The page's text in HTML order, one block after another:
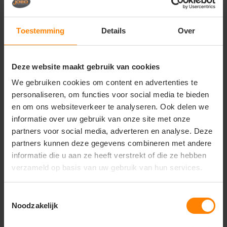
Toestemming Details Over
Deze website maakt gebruik van cookies
We gebruiken cookies om content en advertenties te
personaliseren, om functies voor social media te bieden
en om ons websiteverkeer te analyseren. Ook delen we
informatie over uw gebruik van onze site met onze
partners voor social media, adverteren en analyse. Deze
partners kunnen deze gegevens combineren met andere
informatie die u aan ze heeft verstrekt of die ze hebben
verzameld op basis van uw gebruik van hun services.
Noodzakelijk
Belangrijkste kenmerken:
zachte materiaalmix voor een luxe gevoel en
optimaal draagcomfort
fijn afgewerkte ronde hals en een stijlvol verlengd
Pasvorm:Eigentijdse, licht getailleerde
herenpasvorm (Modern fit) voor een verzorgd
silhouet
Duurzaamheid:Hoogwaardige afwerking van de
naden en zomen voor een lange levensduur en
uitstekend vormbehoud na vele wasbeurten
Gladde textuur die een superieur en
strak resultaat garandeert bij zowel bedrukken als
borduren